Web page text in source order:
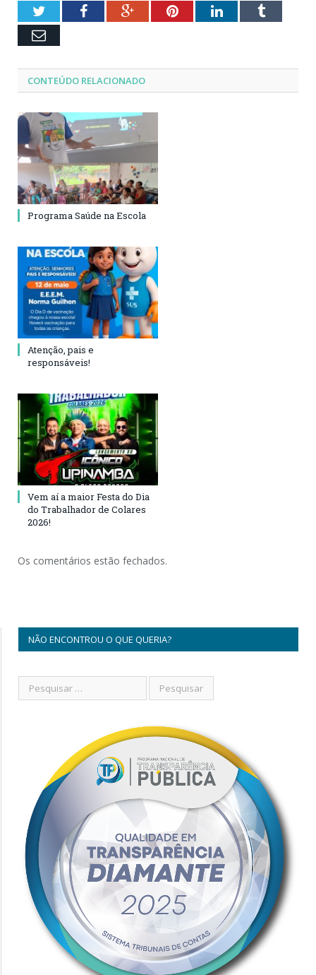
TwitterFacebookGoogle+PinterestLinkedInTumblr
Email
CONTEÚDO RELACIONADO
Programa Saúde na Escola
Atenção, pais e
responsáveis!
Vem aí a maior Festa do Dia
do Trabalhador de Colares
2026!
Os comentários estão fechados.
NÃO ENCONTROU O QUE QUERIA?